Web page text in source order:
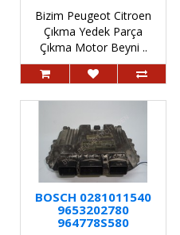
Bizim Peugeot Citroen
Çıkma Yedek Parça
Çıkma Motor Beyni ..
BOSCH 0281011540
9653202780
964778S580